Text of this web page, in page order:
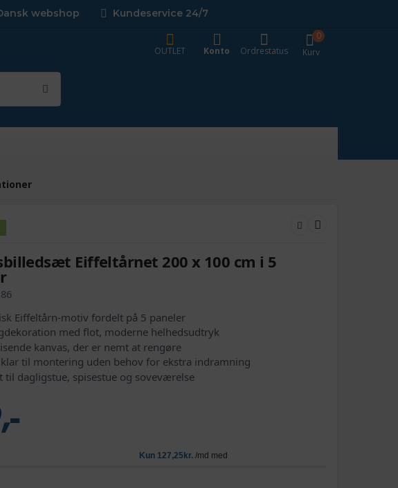
webshop Kundeservice 24/7
Kurv
0
OUTLET
Konto Ordrestatus
Eiffeltårnet 200 x 100 cm i 5
Eiffeltårn-motiv fordelt på 5 paneler
med flot, moderne helhedsudtryk
kanvas, der er nemt at rengøre
klar til montering uden behov for ekstra indramning
til dagligstue, spisestue og soveværelse